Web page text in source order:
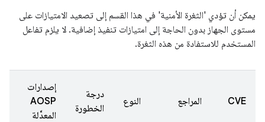
يمكن أن تؤدي 'الثغرة الأمنية' في هذا القسم إلى تصعيد الامتيازات على
مستوى الجهاز بدون الحاجة إلى امتيازات تنفيذ إضافية. لا يلزم تفاعل
المستخدم للاستفادة من هذه الثغرة.
CVE المراجع النوع
درجة
الخطورة
إصدارات
AOSP
المعدَّلة